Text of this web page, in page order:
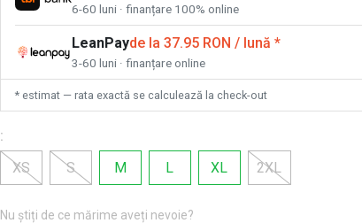
6-60 luni · finanțare 100% online
LeanPayde la 37.95 RON / lună *
3-60 luni · finanțare online
* estimat — rata exactă se calculează la check-out
:
XS
S M L XL 2XL
Nu știți de ce mărime aveți nevoie?